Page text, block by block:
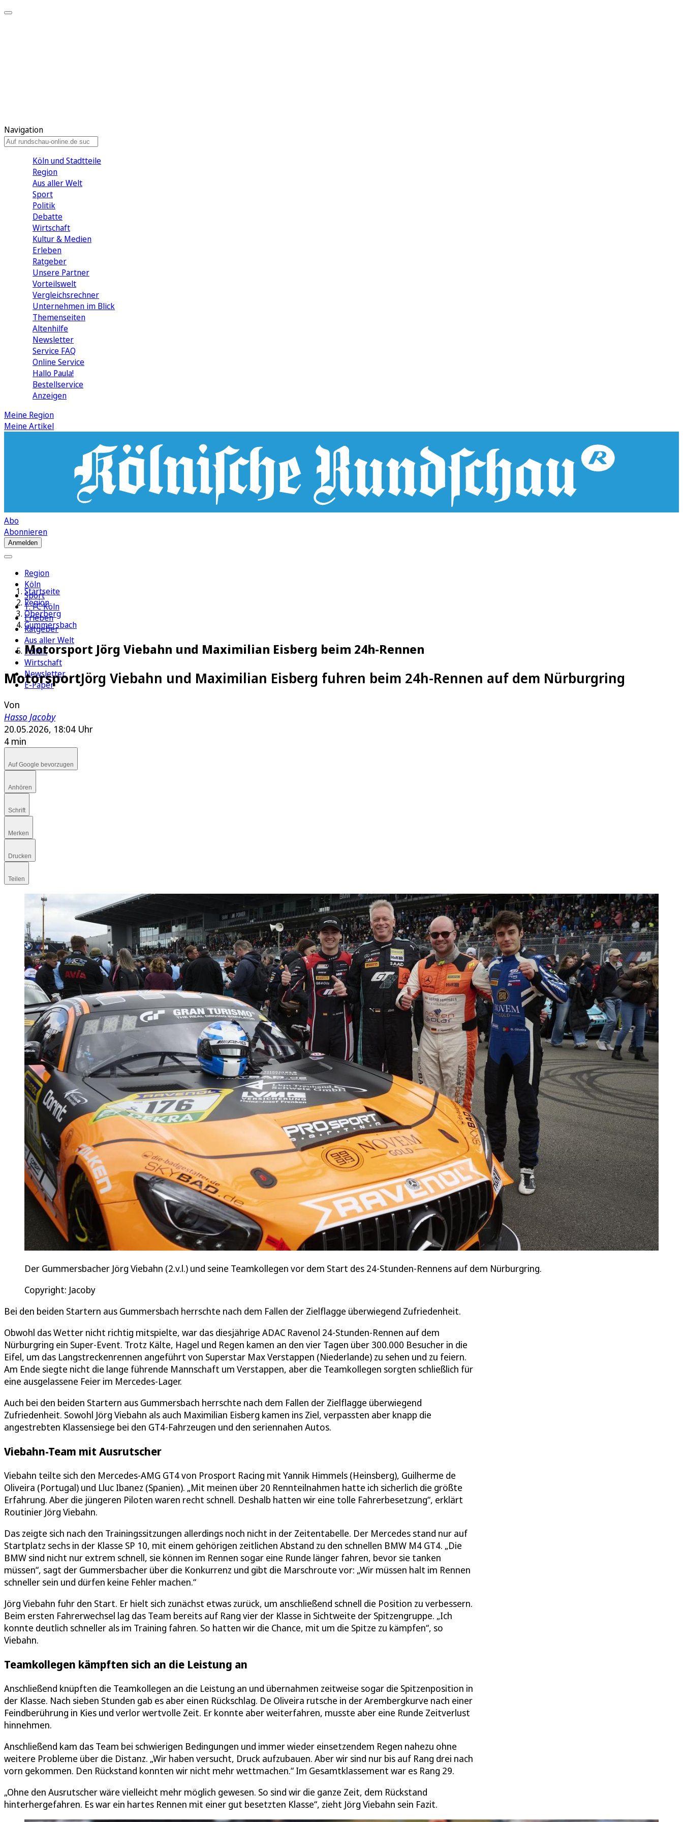
Navigation
Köln und Stadtteile
Region
Aus aller Welt
Sport
Politik
Debatte
Wirtschaft
Kultur & Medien
Erleben
Ratgeber
Unsere Partner
Vorteilswelt
Vergleichsrechner
Unternehmen im Blick
Themenseiten
Altenhilfe
Newsletter
Service FAQ
Online Service
Hallo Paula!
Bestellservice
Anzeigen
Meine Region
Meine Artikel
Abo
Abonnieren
Anmelden
Region
Köln
Sport
1. FC Köln
Erleben
Ratgeber
Aus aller Welt
Politik
Wirtschaft
Newsletter
E-Paper
Startseite
Region
Oberberg
Gummersbach
Motorsport Jörg Viebahn und Maximilian Eisberg beim 24h-Rennen
MotorsportJörg Viebahn und Maximilian Eisberg fuhren beim 24h-Rennen auf dem Nürburgring
Von
Hasso Jacoby
20.05.2026, 18:04 Uhr
4 min
Auf Google bevorzugen
Anhören
Schrift
Merken
Drucken
Teilen
Der Gummersbacher Jörg Viebahn (2.v.l.) und seine Teamkollegen vor dem Start des 24-Stunden-Rennens auf dem Nürburgring.
Copyright: Jacoby
Bei den beiden Startern aus Gummersbach herrschte nach dem Fallen der Zielflagge überwiegend Zufriedenheit.
Obwohl das Wetter nicht richtig mitspielte, war das diesjährige ADAC Ravenol 24-Stunden-Rennen auf dem
Nürburgring ein Super-Event. Trotz Kälte, Hagel und Regen kamen an den vier Tagen über 300.000 Besucher in die
Eifel, um das Langstreckenrennen angeführt von Superstar Max Verstappen (Niederlande) zu sehen und zu feiern.
Am Ende siegte nicht die lange führende Mannschaft um Verstappen, aber die Teamkollegen sorgten schließlich für
eine ausgelassene Feier im Mercedes-Lager.
Auch bei den beiden Startern aus Gummersbach herrschte nach dem Fallen der Zielflagge überwiegend
Zufriedenheit. Sowohl Jörg Viebahn als auch Maximilian Eisberg kamen ins Ziel, verpassten aber knapp die
angestrebten Klassensiege bei den GT4-Fahrzeugen und den seriennahen Autos.
Viebahn-Team mit Ausrutscher
Viebahn teilte sich den Mercedes-AMG GT4 von Prosport Racing mit Yannik Himmels (Heinsberg), Guilherme de
Oliveira (Portugal) und Lluc Ibanez (Spanien). „Mit meinen über 20 Rennteilnahmen hatte ich sicherlich die größte
Erfahrung. Aber die jüngeren Piloten waren recht schnell. Deshalb hatten wir eine tolle Fahrerbesetzung“, erklärt
Routinier Jörg Viebahn.
Das zeigte sich nach den Trainingssitzungen allerdings noch nicht in der Zeitentabelle. Der Mercedes stand nur auf
Startplatz sechs in der Klasse SP 10, mit einem gehörigen zeitlichen Abstand zu den schnellen BMW M4 GT4. „Die
BMW sind nicht nur extrem schnell, sie können im Rennen sogar eine Runde länger fahren, bevor sie tanken
müssen“, sagt der Gummersbacher über die Konkurrenz und gibt die Marschroute vor: „Wir müssen halt im Rennen
schneller sein und dürfen keine Fehler machen.“
Jörg Viebahn fuhr den Start. Er hielt sich zunächst etwas zurück, um anschließend schnell die Position zu verbessern.
Beim ersten Fahrerwechsel lag das Team bereits auf Rang vier der Klasse in Sichtweite der Spitzengruppe. „Ich
konnte deutlich schneller als im Training fahren. So hatten wir die Chance, mit um die Spitze zu kämpfen“, so
Viebahn.
Teamkollegen kämpften sich an die Leistung an
Anschließend knüpften die Teamkollegen an die Leistung an und übernahmen zeitweise sogar die Spitzenposition in
der Klasse. Nach sieben Stunden gab es aber einen Rückschlag. De Oliveira rutsche in der Arembergkurve nach einer
Feindberührung in Kies und verlor wertvolle Zeit. Er konnte aber weiterfahren, musste aber eine Runde Zeitverlust
hinnehmen.
Anschließend kam das Team bei schwierigen Bedingungen und immer wieder einsetzendem Regen nahezu ohne
weitere Probleme über die Distanz. „Wir haben versucht, Druck aufzubauen. Aber wir sind nur bis auf Rang drei nach
vorn gekommen. Den Rückstand konnten wir nicht mehr wettmachen.“ Im Gesamtklassement war es Rang 29.
„Ohne den Ausrutscher wäre vielleicht mehr möglich gewesen. So sind wir die ganze Zeit, dem Rückstand
hinterhergefahren. Es war ein hartes Rennen mit einer gut besetzten Klasse“, zieht Jörg Viebahn sein Fazit.